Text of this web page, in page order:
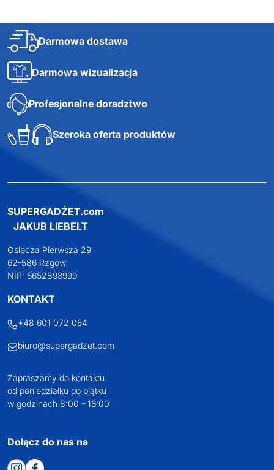
Darmowa dostawa
Darmowa wizualizacja
Profesjonalne doradztwo
Szeroka oferta produktów
SUPERGADŻET.com
JAKUB LIEBELT
Osiecza Pierwsza 29
62-586 Rzgów
NIP: 6652893990
KONTAKT
+48 601 072 064
biuro@supergadzet.com
Zapraszamy do kontaktu
od poniedziałku do piątku
w godzinach 8:00 - 16:00
Dołącz do nas na